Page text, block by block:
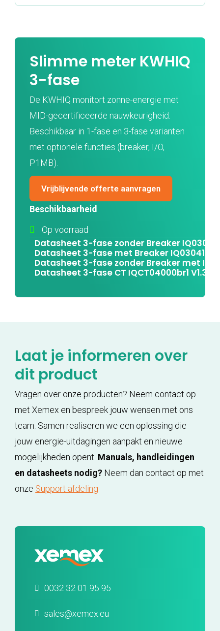
Slimme meter KWHIQ
3-fase
De KWHIQ monitort zonne-energie met
MID-gecertificeerde nauwkeurigheid.
Beschikbaar in 1-fase en 3-fase varianten
met optionele functies (breaker, I/O,
P1MB).
Vrijblijvende offerte aanvragen
Beschikbaarheid
Op voorraad
Datasheet 3-fase zonder Breaker
Datasheet 3-fase met Breaker
Datasheet 3-fase zonder Breaker met I/O
Datasheet 3-fase CT IQCT04000br1 V1.3
Laat je informeren over
dit product
Vragen over onze producten? Neem contact op
met Xemex en bespreek jouw wensen met ons
team. Samen realiseren we een oplossing die
jouw energie-uitdagingen aanpakt en nieuwe
mogelijkheden opent. Manuals, handleidingen
en datasheets nodig? Neem dan contact op met
onze Support afdeling
0032 32 01 95 95
sales@xemex.eu